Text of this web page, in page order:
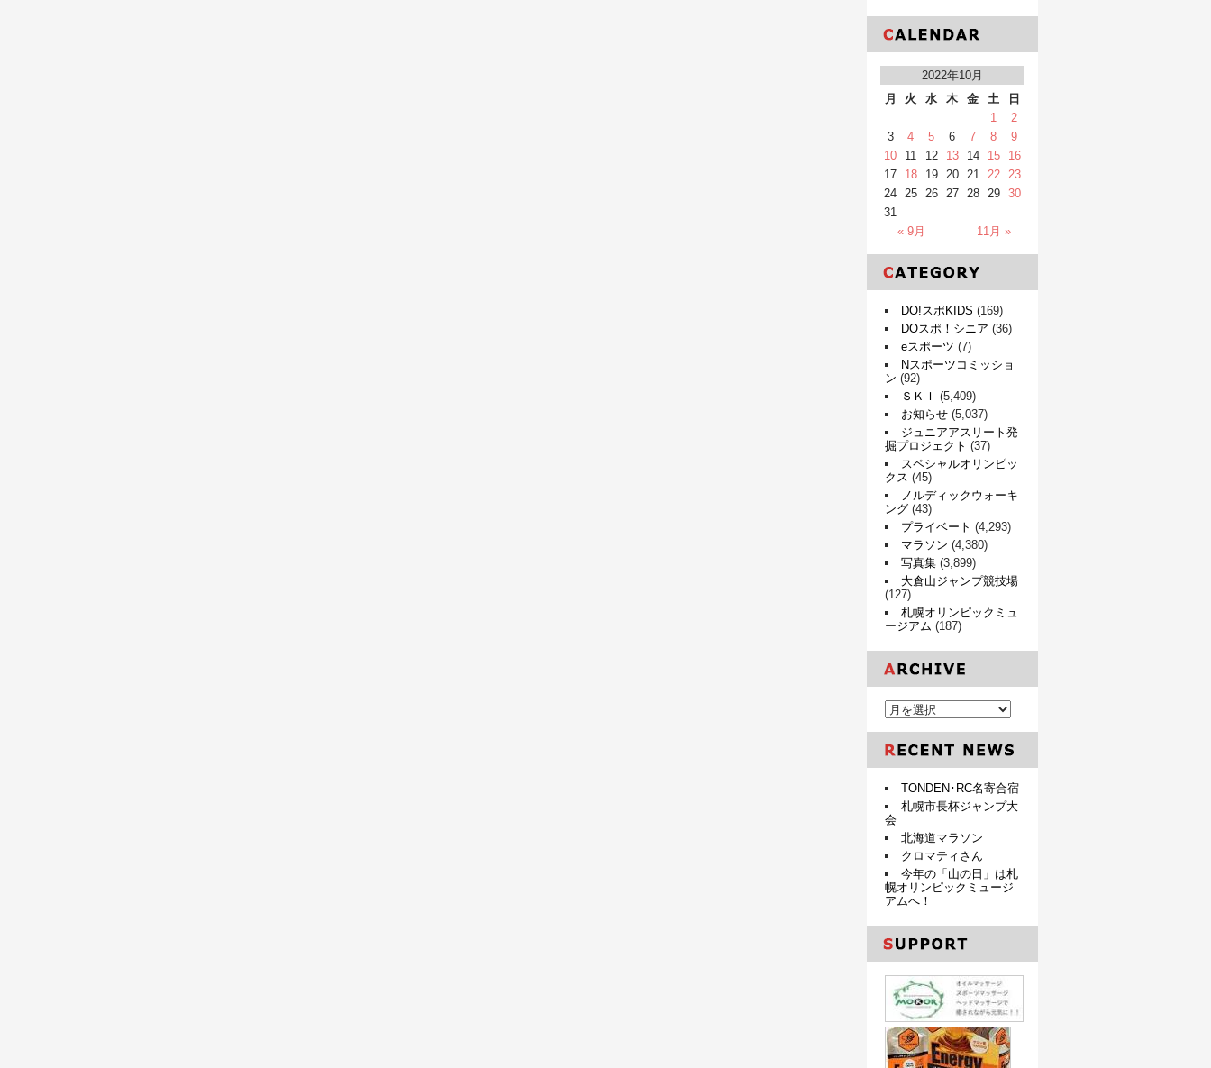
2022年10月
月
火 水 木 金 土 日
« 9月 11月 »
1
2
3
4 5 6 7 8
9
10
11 12 13 14 15
16
17
18 19 20 21 22
23
24 25 26 27 28 29
30
31
DO!スポKIDS (169)
DOスポ！シニア (36)
eスポーツ (7)
Nスポーツコミッショ
ン (92)
ＳＫＩ
(5,409)
お知らせ (5,037)
ジュニアアスリート発
掘プロジェクト (37)
スペシャルオリンピッ
クス (45)
ノルディックウォーキ
ング (43)
プライベート (4,293)
マラソン (4,380)
写真集 (3,899)
大倉山ジャンプ競技場
(127)
札幌オリンピックミュ
ージアム (187)
TONDEN･RC名寄合宿
札幌市長杯ジャンプ大
会
北海道マラソン
クロマティさん
今年の「山の日」は札
幌オリンピックミュージ
アムへ！